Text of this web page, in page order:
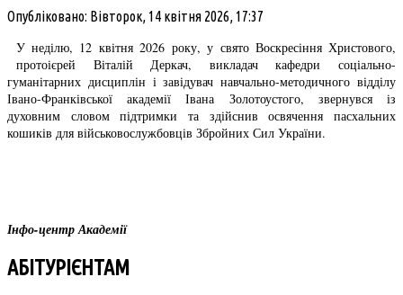
Опубліковано: Вівторок, 14 квітня 2026, 17:37
У неділю, 12 квітня 2026 року, у свято Воскресіння Христового,
протоієрей Віталій Деркач, викладач кафедри соціально-
гуманітарних дисциплін і завідувач навчально-методичного відділу
Івано-Франківської академії Івана Золотоустого, звернувся із
духовним словом підтримки та здійснив освячення пасхальних
кошиків для військовослужбовців Збройних Сил України.
Інфо-центр Академії
АБІТУРІЄНТАМ